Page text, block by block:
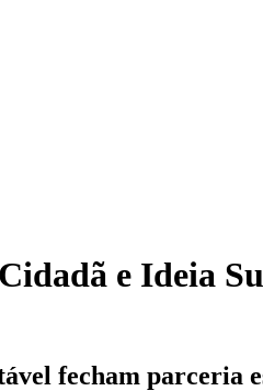
e Ideia
fecham parceria